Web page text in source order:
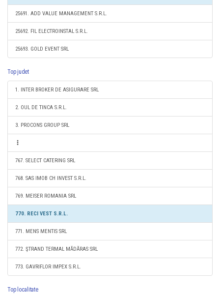
25691. ADD VALUE MANAGEMENT S.R.L.
25692. FIL ELECTROINSTAL S.R.L.
25693. GOLD EVENT SRL
Top judet
1. INTER BROKER DE ASIGURARE SRL
2. OUL DE TINCA S.R.L.
3. PROCONS GROUP SRL
767. SELECT CATERING SRL
768. SAS IMOB CH INVEST S.R.L.
769. MEISER ROMANIA SRL
770. RECI VEST S.R.L.
771. MENS MENTIS SRL
772. ŞTRAND TERMAL MĂDĂRAS SRL
773. GAVRIFLOR IMPEX S.R.L.
Top localitate